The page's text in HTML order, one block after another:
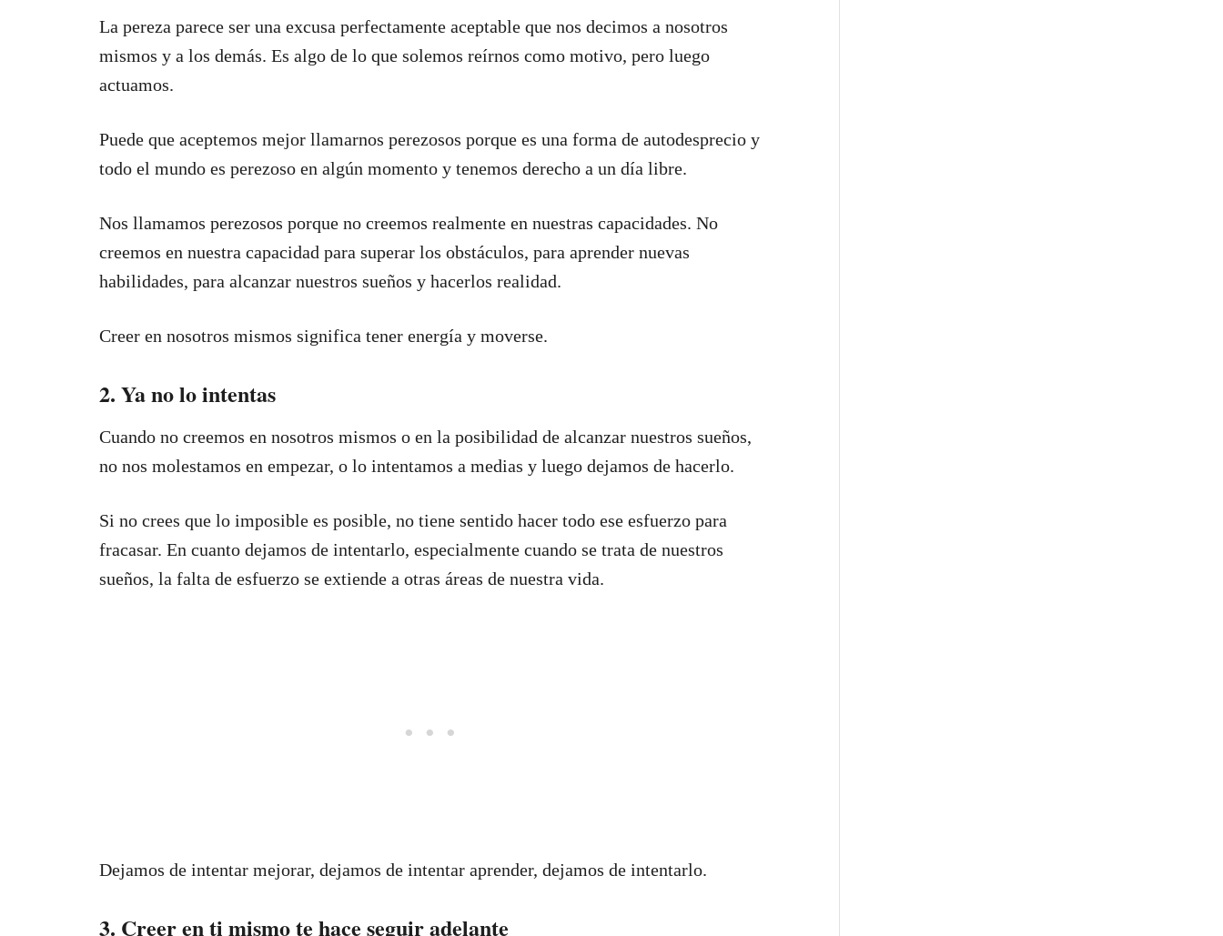
La pereza parece ser una excusa perfectamente aceptable que nos decimos a nosotros
mismos y a los demás. Es algo de lo que solemos reírnos como motivo, pero luego
actuamos.
Puede que aceptemos mejor llamarnos perezosos porque es una forma de autodesprecio y
todo el mundo es perezoso en algún momento y tenemos derecho a un día libre.
Nos llamamos perezosos porque no creemos realmente en nuestras capacidades. No
creemos en nuestra capacidad para superar los obstáculos, para aprender nuevas
habilidades, para alcanzar nuestros sueños y hacerlos realidad.
Creer en nosotros mismos significa tener energía y moverse.
2. Ya no lo intentas
Cuando no creemos en nosotros mismos o en la posibilidad de alcanzar nuestros sueños,
no nos molestamos en empezar, o lo intentamos a medias y luego dejamos de hacerlo.
Si no crees que lo imposible es posible, no tiene sentido hacer todo ese esfuerzo para
fracasar. En cuanto dejamos de intentarlo, especialmente cuando se trata de nuestros
sueños, la falta de esfuerzo se extiende a otras áreas de nuestra vida.
Dejamos de intentar mejorar, dejamos de intentar aprender, dejamos de intentarlo.
3. Creer en ti mismo te hace seguir adelante